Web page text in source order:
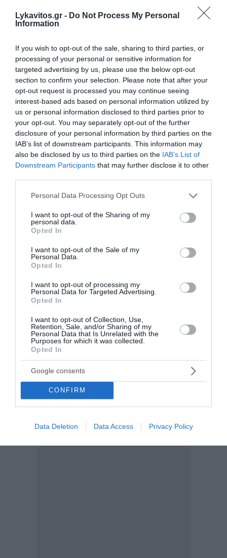
Lykavitos.gr - Do Not Process My Personal
Information
If you wish to opt-out of the sale, sharing to third parties, or
processing of your personal or sensitive information for
targeted advertising by us, please use the below opt-out
section to confirm your selection. Please note that after your
opt-out request is processed you may continue seeing
interest-based ads based on personal information utilized by
us or personal information disclosed to third parties prior to
your opt-out. You may separately opt-out of the further
disclosure of your personal information by third parties on the
IAB’s list of downstream participants. This information may
also be disclosed by us to third parties on the IAB’s List of
Downstream Participants that may further disclose it to other
Please note that this website/app uses one or more Google
not limited to your visit or usage behaviour. You may click to
grant or deny consent to Google and its third-party tags to
use your data for below specified purposes in below Google
consent section.
Personal Data Processing Opt Outs
I want to opt-out of the Sharing of my
personal data.
Opted In
I want to opt-out of the Sale of my
Personal Data.
Opted In
I want to opt-out of processing my
Personal Data for Targeted Advertising.
Opted In
I want to opt-out of Collection, Use,
Retention, Sale, and/or Sharing of my
Personal Data that Is Unrelated with the
Purposes for which it was collected.
Opted In
Google consents
CONFIRM
Data Deletion Data Access Privacy Policy
Ερυθρός Σταυρός: Άγριος
ξυλοδαρμός νοσηλεύτριας από
ασθενή στα Επείγοντα – «Την
έπιασε από τα μαλλιά και τη
χτυπούσε»
Ένα περιστατικό άγριου ξυλοδαρμού ειδικευόμενης
νοσηλεύτριας από ασθενή στα Επείγοντα του
νοσοκομείου «Ερυθρός Σταυρός», κατήγγειλε ο
πρόεδρος της ΠΟΕΔΗΝ, Μιχάλης Γιαννάκος.
13:25 | 09 Αυγούστου 2026